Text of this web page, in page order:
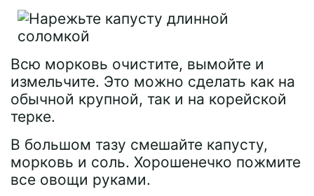
Всю морковь очистите, вымойте и
измельчите. Это можно сделать как на
обычной крупной, так и на корейской
терке.
В большом тазу смешайте капусту,
морковь и соль. Хорошенечко пожмите
все овощи руками.